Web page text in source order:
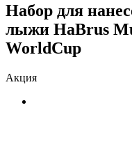
Hабор для
лыжи HaBrus
WorldCup
Акция